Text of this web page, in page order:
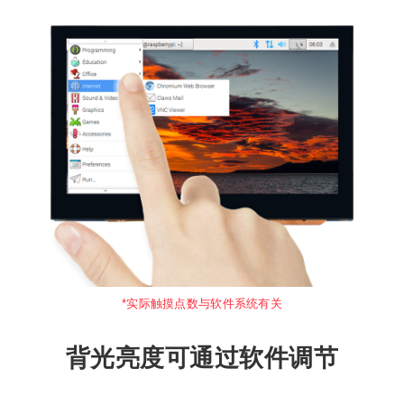
*实际触摸点数与软件系统有关
背光亮度可通过软件调节